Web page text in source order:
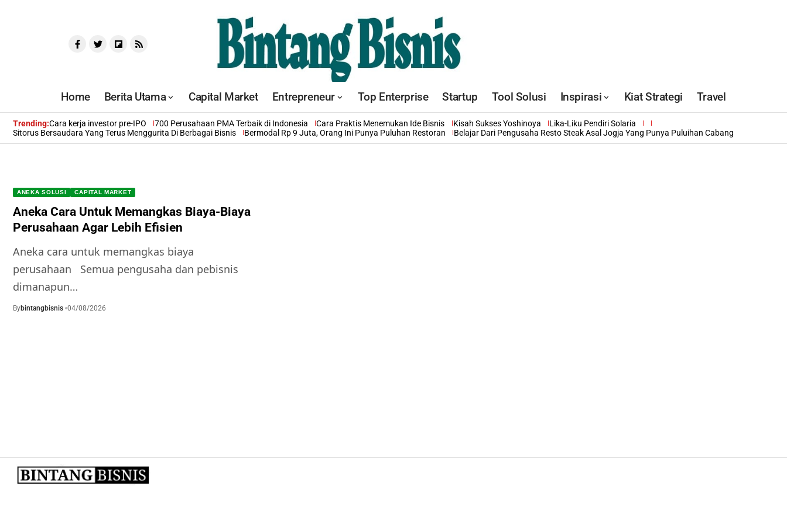
Home Berita Utama Capital Market Entrepreneur Top Enterprise Startup Tool Solusi Inspirasi Kiat Strategi Travel
Trending:Cara kerja investor pre-IPO 700 Perusahaan PMA Terbaik di Indonesia Cara Praktis Menemukan Ide Bisnis Kisah Sukses Yoshinoya
Lika-Liku Pendiri Solaria
Sitorus Bersaudara Yang Terus Menggurita Di Berbagai Bisnis
Bermodal Rp 9 Juta, Orang Ini Punya Puluhan Restoran Belajar Dari Pengusaha Resto Steak Asal Jogja Yang Punya Puluihan Cabang
ANEKA SOLUSI CAPITAL MARKET
Aneka Cara Untuk Memangkas Biaya-Biaya
Perusahaan Agar Lebih Efisien
Aneka cara untuk memangkas biaya
perusahaan Semua pengusaha dan pebisnis
dimanapun…
Bybintangbisnis 04/08/2026